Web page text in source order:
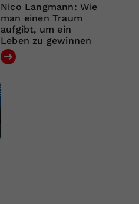
Nico Langmann: Wie
man einen Traum
aufgibt, um ein
Leben zu gewinnen